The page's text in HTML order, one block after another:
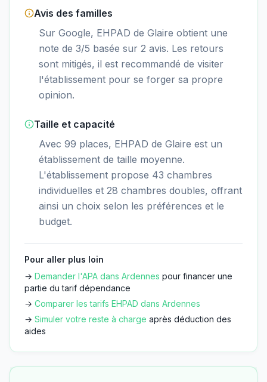
Avis des familles
Sur Google, EHPAD de Glaire obtient une
note de 3/5 basée sur 2 avis. Les retours
sont mitigés, il est recommandé de visiter
l'établissement pour se forger sa propre
opinion.
Taille et capacité
Avec 99 places, EHPAD de Glaire est un
établissement de taille moyenne.
L'établissement propose 43 chambres
individuelles et 28 chambres doubles, offrant
ainsi un choix selon les préférences et le
budget.
Pour aller plus loin
→ Demander l'APA dans Ardennes pour financer une
partie du tarif dépendance
→ Comparer les tarifs EHPAD dans Ardennes
→ Simuler votre reste à charge après déduction des
aides